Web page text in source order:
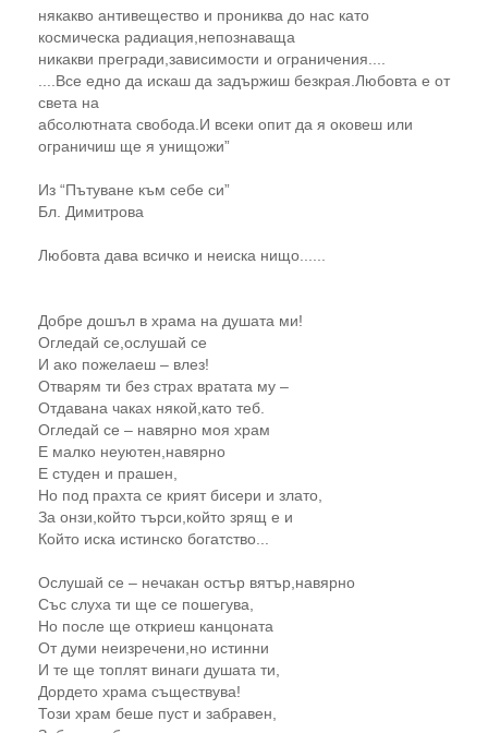
някакво антивещество и прониква до нас като
космическа радиация,непознаваща
никакви прегради,зависимости и ограничения....
....Все едно да искаш да задържиш безкрая.Любовта е от
света на
абсолютната свобода.И всеки опит да я оковеш или
ограничиш ще я унищожи”
Из “Пътуване към себе си”
Бл. Димитрова
Любовта дава всичко и неиска нищо......
Добре дошъл в храма на душата ми!
Огледай се,ослушай се
И ако пожелаеш – влез!
Отварям ти без страх вратата му –
Отдавана чаках някой,като теб.
Огледай се – навярно моя храм
Е малко неуютен,навярно
Е студен и прашен,
Но под прахта се крият бисери и злато,
За онзи,който търси,който зрящ е и
Който иска истинско богатство...
Ослушай се – нечакан остър вятър,навярно
Със слуха ти ще се пошегува,
Но после ще откриеш канцоната
От думи неизречени,но истинни
И те ще топлят винаги душата ти,
Дордето храма съществува!
Този храм беше пуст и забравен,